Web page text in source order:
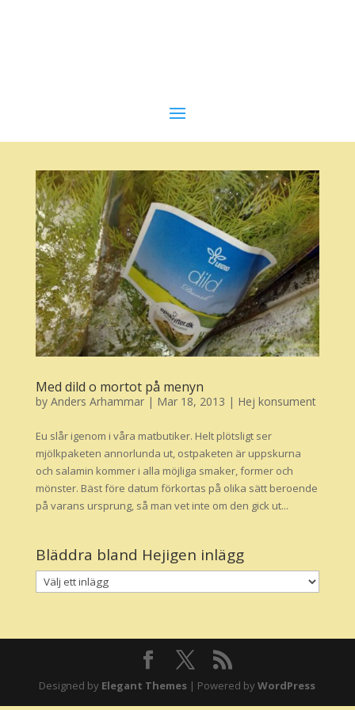
Med dild o mortot på menyn
by Anders Arhammar| Mar 18, 2013 | Hej konsument
Eu slår igenom i våra matbutiker. Helt plötsligt ser
mjölkpaketen annorlunda ut, ostpaketen är uppskurna
och salamin kommer i alla möjliga smaker, former och
mönster. Bäst före datum förkortas på olika sätt beroende
på varans ursprung, så man vet inte om den gick ut...
Bläddra bland Hejigen inlägg
Designed by Elegant Themes | Powered byWordPress